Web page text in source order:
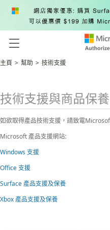
主頁 > 幫助 > 技術支援
技術支援與商品保養
如欲取得產品技術支援，請致電
Microsoft 產品支援網站:
Windows 支援
Office 支援
Surface 產品支援及保養
Xbox 產品支援及保養